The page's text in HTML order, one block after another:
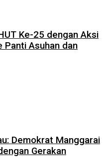
Ke-25 dengan Aksi
Panti Asuhan dan
Demokrat Manggarai
Gerakan